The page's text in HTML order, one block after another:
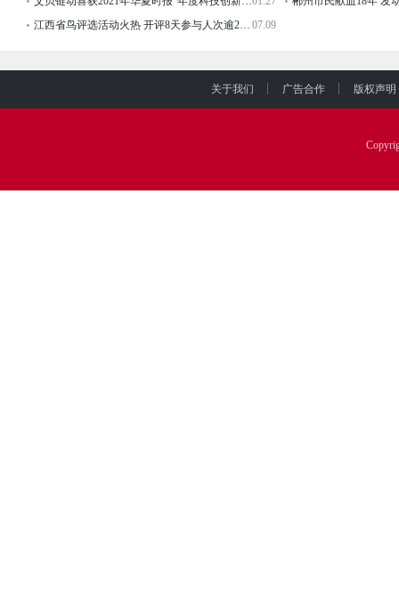
江西省鸟评选活动火热 开评8天参与人次逾20万 07.09
关于我们 广告合作 版权声明